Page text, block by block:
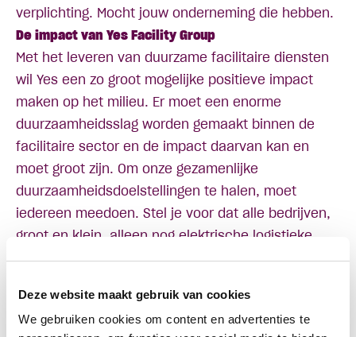
Deze website maakt gebruik van cookies
We gebruiken cookies om content en advertenties te
verplichting. Mocht jouw onderneming die hebben.
De impact van Yes Facility Group
‍Met het leveren van duurzame facilitaire diensten
wil Yes een zo groot mogelijke positieve impact
maken op het milieu. Er moet een enorme
duurzaamheidsslag worden gemaakt binnen de
facilitaire sector en de impact daarvan kan en
moet groot zijn. Om onze gezamenlijke
duurzaamheidsdoelstellingen te halen, moet
iedereen meedoen. Stel je voor dat alle bedrijven,
groot en klein, alleen nog elektrische logistieke
diensten inkopen. En dat ecologisch schoonmaken
kunnen hier als maatschappij ontzettend veel
winst behalen en dat is waar Yes de komende tijd